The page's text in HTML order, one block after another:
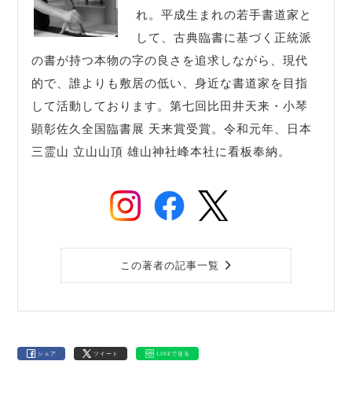
れ。平成生まれの若手書道家と
して、古典臨書に基づく正統派
の書が持つ本物の字の良さを追求しながら、現代
的で、誰よりも敷居の低い、身近な書道家を目指
して活動しております。第七回比田井天来・小琴
顕彰佐久全国臨書展 天来賞受賞。令和元年、日本
三霊山 立山山頂 雄山神社峰本社に看板奉納。
この著者の記事一覧
シェア ツイート LINEで送る